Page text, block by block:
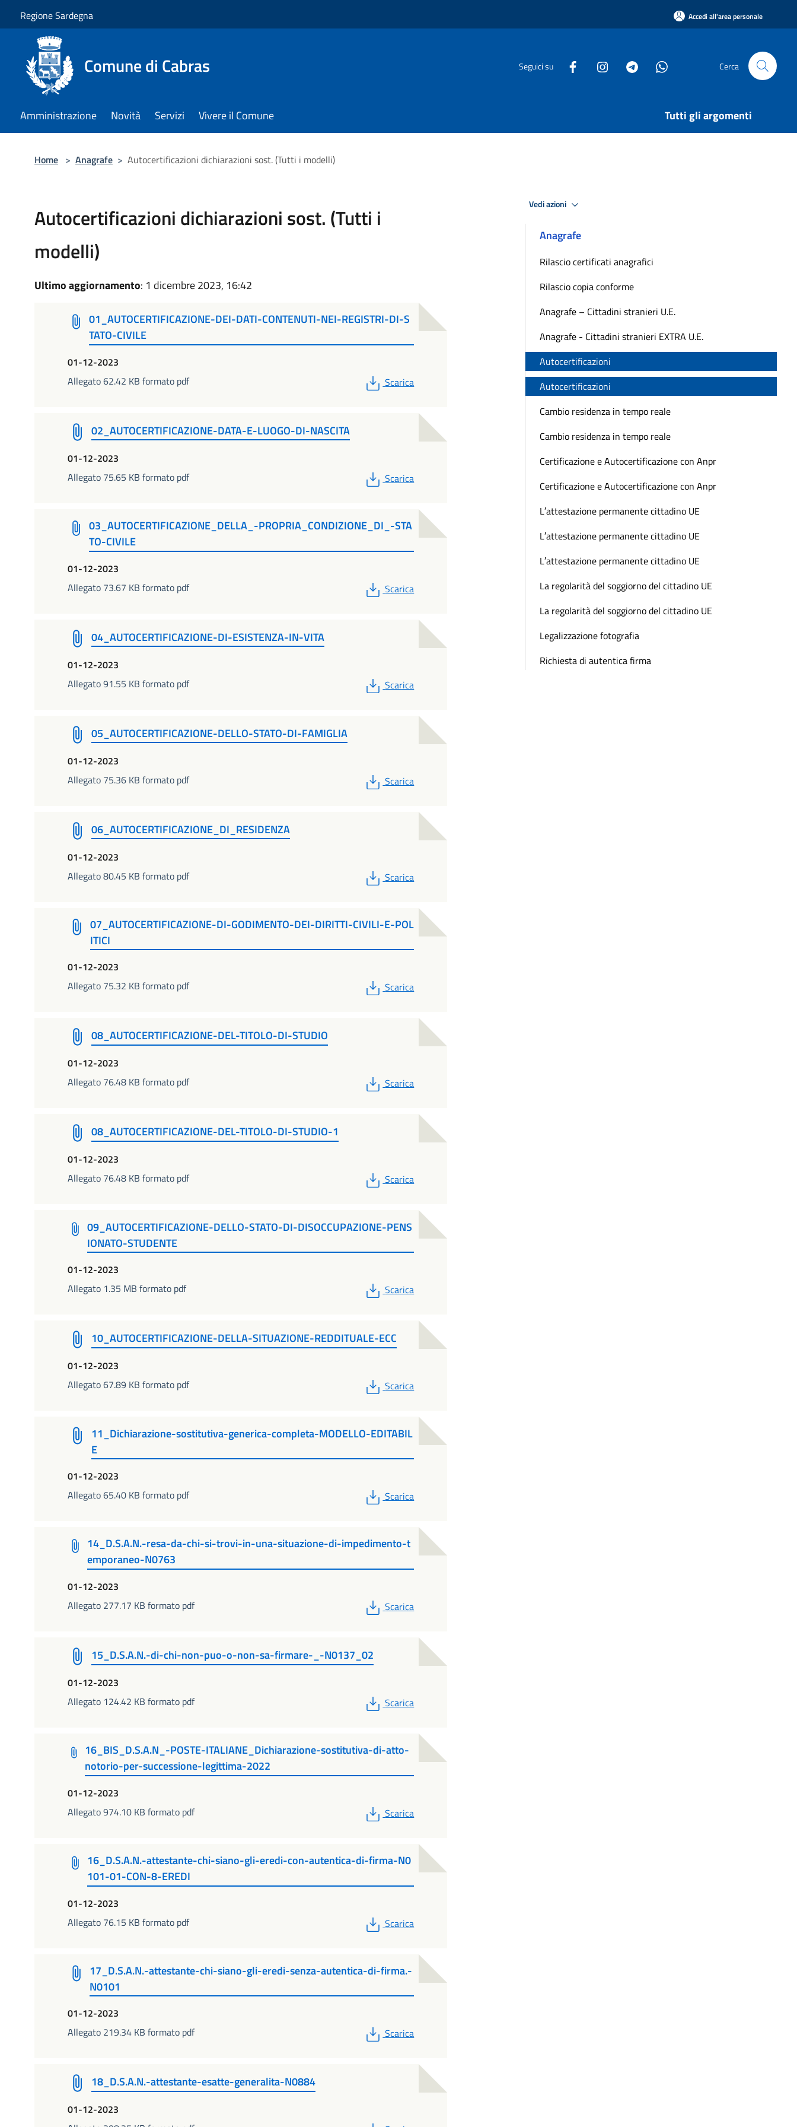
Regione Sardegna Accedi all'area personale
Comune di Cabras Seguici su Cerca
Amministrazione Novità Servizi Vivere il Comune Tutti gli argomenti
Home > Anagrafe > Autocertificazioni dichiarazioni sost. (Tutti i modelli)
Autocertificazioni dichiarazioni sost. (Tutti i
modelli)
Ultimo aggiornamento: 1 dicembre 2023, 16:42
01_AUTOCERTIFICAZIONE-DEI-DATI-CONTENUTI-NEI-REGISTRI-DI-S
TATO-CIVILE
01-12-2023
Allegato 62.42 KB formato pdf
PDF
Scarica
02_AUTOCERTIFICAZIONE-DATA-E-LUOGO-DI-NASCITA
01-12-2023
Allegato 75.65 KB formato pdf
PDF
Scarica
03_AUTOCERTIFICAZIONE_DELLA_-PROPRIA_CONDIZIONE_DI_-STA
TO-CIVILE
01-12-2023
Allegato 73.67 KB formato pdf
PDF
Scarica
04_AUTOCERTIFICAZIONE-DI-ESISTENZA-IN-VITA
01-12-2023
Allegato 91.55 KB formato pdf
PDF
Scarica
05_AUTOCERTIFICAZIONE-DELLO-STATO-DI-FAMIGLIA
01-12-2023
Allegato 75.36 KB formato pdf
PDF
Scarica
06_AUTOCERTIFICAZIONE_DI_RESIDENZA
01-12-2023
Allegato 80.45 KB formato pdf
PDF
Scarica
07_AUTOCERTIFICAZIONE-DI-GODIMENTO-DEI-DIRITTI-CIVILI-E-POL
ITICI
01-12-2023
Allegato 75.32 KB formato pdf
PDF
Scarica
08_AUTOCERTIFICAZIONE-DEL-TITOLO-DI-STUDIO
01-12-2023
Allegato 76.48 KB formato pdf
PDF
Scarica
08_AUTOCERTIFICAZIONE-DEL-TITOLO-DI-STUDIO-1
01-12-2023
Allegato 76.48 KB formato pdf
PDF
Scarica
09_AUTOCERTIFICAZIONE-DELLO-STATO-DI-DISOCCUPAZIONE-PENS
IONATO-STUDENTE
01-12-2023
Allegato 1.35 MB formato pdf
PDF
Scarica
10_AUTOCERTIFICAZIONE-DELLA-SITUAZIONE-REDDITUALE-ECC
01-12-2023
Allegato 67.89 KB formato pdf
PDF
Scarica
11_Dichiarazione-sostitutiva-generica-completa-MODELLO-EDITABIL
E
01-12-2023
Allegato 65.40 KB formato pdf
PDF
Scarica
14_D.S.A.N.-resa-da-chi-si-trovi-in-una-situazione-di-impedimento-t
emporaneo-N0763
01-12-2023
Allegato 277.17 KB formato pdf
PDF
Scarica
15_D.S.A.N.-di-chi-non-puo-o-non-sa-firmare-_-N0137_02
01-12-2023
Allegato 124.42 KB formato pdf
PDF
Scarica
16_BIS_D.S.A.N_-POSTE-ITALIANE_Dichiarazione-sostitutiva-di-atto-
notorio-per-successione-legittima-2022
01-12-2023
Allegato 974.10 KB formato pdf
PDF
Scarica
16_D.S.A.N.-attestante-chi-siano-gli-eredi-con-autentica-di-firma-N0
101-01-CON-8-EREDI
01-12-2023
Allegato 76.15 KB formato pdf
PDF
Scarica
17_D.S.A.N.-attestante-chi-siano-gli-eredi-senza-autentica-di-firma.-
N0101
01-12-2023
Allegato 219.34 KB formato pdf
PDF
Scarica
18_D.S.A.N.-attestante-esatte-generalita-N0884
01-12-2023
Vedi azioni
Anagrafe
Rilascio certificati anagrafici
Rilascio copia conforme
Anagrafe – Cittadini stranieri U.E.
Anagrafe - Cittadini stranieri EXTRA U.E.
Autocertificazioni
Autocertificazioni
Cambio residenza in tempo reale
Cambio residenza in tempo reale
Certificazione e Autocertificazione con Anpr
Certificazione e Autocertificazione con Anpr
L′attestazione permanente cittadino UE
L′attestazione permanente cittadino UE
L′attestazione permanente cittadino UE
La regolarità del soggiorno del cittadino UE
La regolarità del soggiorno del cittadino UE
Legalizzazione fotografia
Richiesta di autentica firma